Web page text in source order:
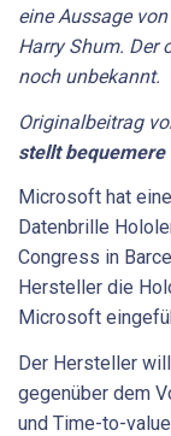
eine Aussage
Harry Shum. Der
noch unbekannt.
Originalbeitrag
stellt
Microsoft hat
Datenbrille
Congress in
Hersteller die
Microsoft
Der Hersteller
gegenüber dem
und Time-to-